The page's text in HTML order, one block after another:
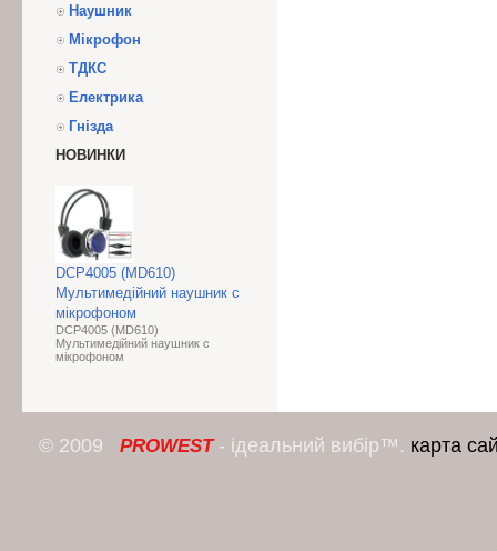
Наушник
Мікрофон
ТДКС
Електрика
Гнізда
НОВИНКИ
DCP4005 (MD610)
Мультимедійний наушник с
мікрофоном
DCP4005 (MD610)
Мультимедійний наушник с
мікрофоном
© 2009 PROWEST- ідеальний вибір™. карта